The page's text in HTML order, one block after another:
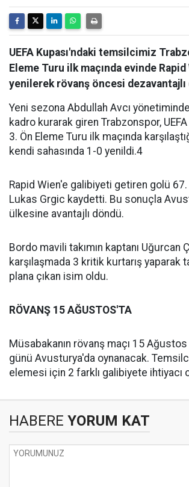
UEFA Kupası'ndaki temsilcimiz
Eleme Turu ilk maçında evinde Rapid
yenilerek rövanş öncesi
Yeni sezona Abdullah Avcı
kadro kurarak giren Trabzonspor,
3. Ön Eleme Turu ilk maçında
kendi sahasında 1-0 yenildi.4
Rapid Wien'e galibiyeti getiren golü
Lukas Grgic kaydetti. Bu sonuçla
ülkesine avantajlı döndü.
Bordo mavili takımın kaptanı Uğurcan
karşılaşmada 3 kritik kurtarış yaparak
plana çıkan isim oldu.
RÖVANŞ 15 AĞUSTOS'TA
Müsabakanın rövanş maçı 15
günü Avusturya'da oynanacak.
elemesi için 2 farklı galibiyete ihtiyacı
HABERE YORUM KAT